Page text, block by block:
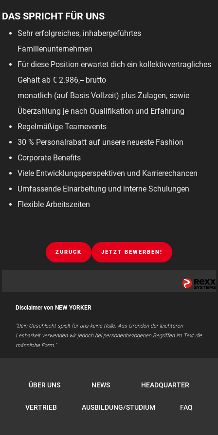
DAS SPRICHT FÜR UNS
Sehr erfolgreiches, inhabergeführtes
Familienunternehmen
Für diese Position erwartet dich ein kollektivvertragliches
Gehalt ab € 2.986,-- brutto
monatlich (auf Basis Vollzeit) plus Zulagen, sowie
Überzahlung je nach Qualifikation und Erfahrung
Regelmäßige Teamevents
30 % Personalrabatt auf unsere neueste Fashion
Corporate Benefits
Viele Entwicklungsperspektiven und Karrierechancen
Umfassende Einarbeitung und interne Schulungen
Flexible Arbeitszeiten
ZURÜCK JETZT BEWERBEN!
Disclaimer von NEW YORKER
"Dein Geschlecht spielt für uns keine Rolle. Aus Gründen der leichteren
Lesbarkeit verwenden wir jedoch bei personenbezogenen Begriffen im Text die
männliche Form."
ÜBER UNS NEWS HEADQUARTER
VERTRIEB AUSBILDUNG/STUDIUM FAQ